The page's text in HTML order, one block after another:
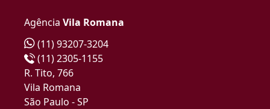
Agência Vila Romana
(11) 93207-3204
(11) 2305-1155
R. Tito, 766
Vila Romana
São Paulo - SP